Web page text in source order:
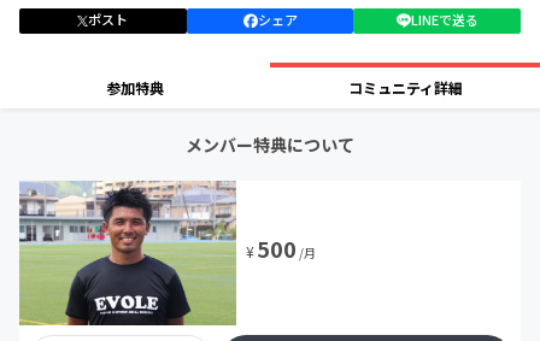
ポスト シェア LINEで送る
参加特典 コミュニティ詳細
メンバー特典について
¥500 /月